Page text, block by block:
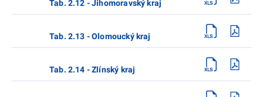
Tab. 2.12 - Jihomoravský kraj
Tab. 2.13 - Olomoucký kraj
Tab. 2.14 - Zlínský kraj